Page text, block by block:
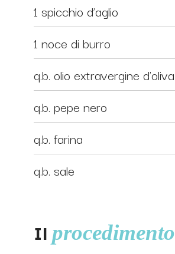
Il procedimento
1 spicchio d’aglio
1 noce di burro
q.b. olio extravergine d’oliva
q.b. pepe nero
q.b. farina
q.b. sale